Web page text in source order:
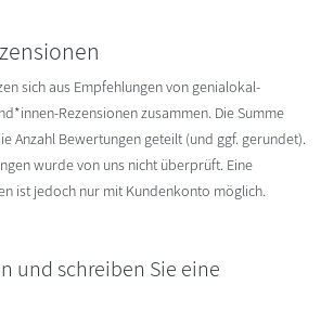
sich aus Empfehlungen von genialokal-
Rezensionen zusammen. Die Summe
Anzahl Bewertungen geteilt (und ggf. gerundet).
wurde von uns nicht überprüft. Eine
ist jedoch nur mit Kundenkonto möglich.
und schreiben Sie eine